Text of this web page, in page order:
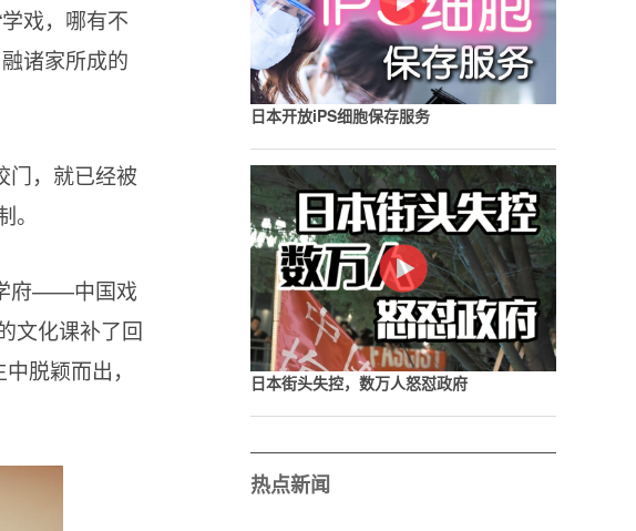
戏，哪有不
诸家所成的
门，就已经被
府——中国戏
文化课补了回
脱颖而出，
日本开放iPS细胞保存服务
日本街头失控，数万人怒怼政府
热点新闻